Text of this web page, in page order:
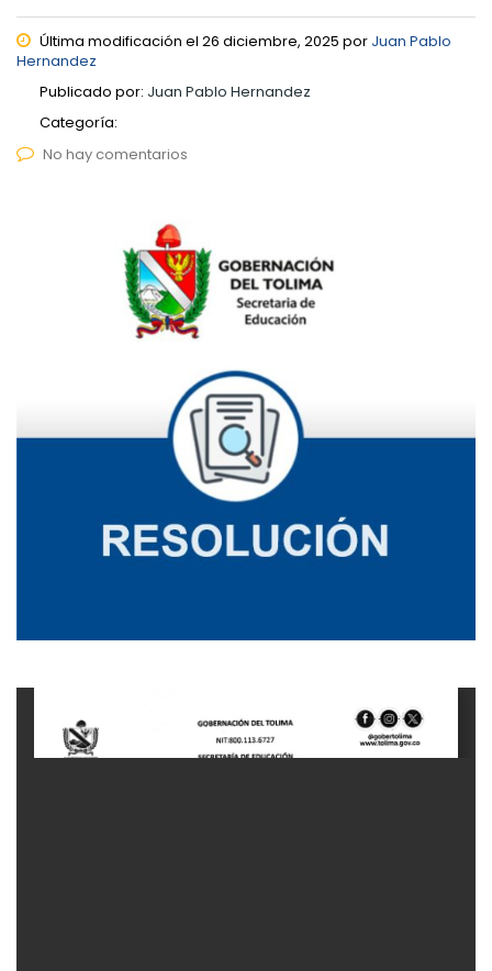
Última modificación el 26 diciembre, 2025 por Juan Pablo
Hernandez
Publicado por: Juan Pablo Hernandez
Categoría:
No hay comentarios